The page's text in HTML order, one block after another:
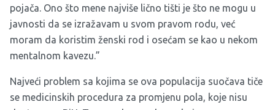
pojača. Ono što mene najviše lično tišti je što ne mogu u
javnosti da se izražavam u svom pravom rodu, već
moram da koristim ženski rod i osećam se kao u nekom
mentalnom kavezu.”
Najveći problem sa kojima se ova populacija suočava tiče
se medicinskih procedura za promjenu pola, koje nisu